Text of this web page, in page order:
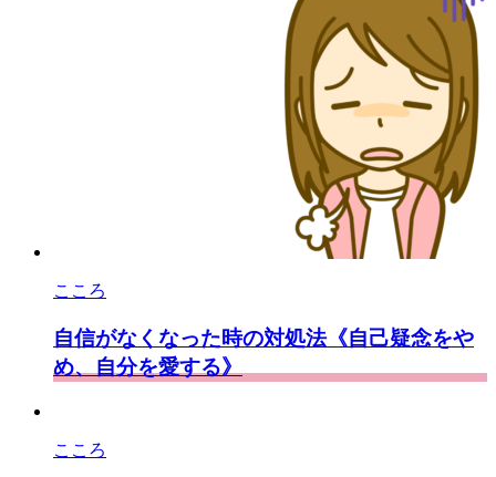
こころ
自信がなくなった時の対処法《自己疑念をや
め、自分を愛する》
こころ